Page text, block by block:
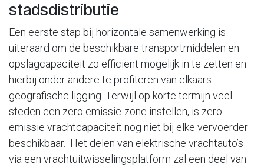
stadsdistributie
Een eerste stap bij horizontale samenwerking is
uiteraard om de beschikbare transportmiddelen en
opslagcapaciteit zo efficiënt mogelijk in te zetten en
hierbij onder andere te profiteren van elkaars
geografische ligging. Terwijl op korte termijn veel
steden een zero emissie-zone instellen, is zero-
emissie vrachtcapaciteit nog niet bij elke vervoerder
beschikbaar. Het delen van elektrische vrachtauto’s
via een vrachtuitwisselingsplatform zal een deel van